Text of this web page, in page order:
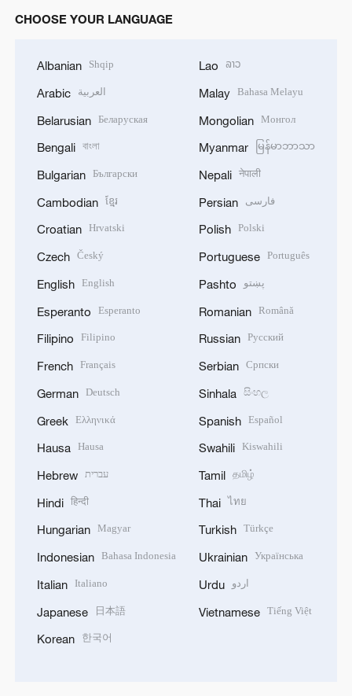
CHOOSE YOUR LANGUAGE
Albanian Shqip
Arabic العربية
Belarusian Беларуская
Bengali বাংলা
Bulgarian Български
Cambodian ខ្មែរ
Croatian Hrvatski
Czech Český
English English
Esperanto Esperanto
Filipino Filipino
French Français
German Deutsch
Greek Ελληνικά
Hausa Hausa
Hebrew עברית
Hindi हिन्दी
Hungarian Magyar
Indonesian Bahasa Indonesia
Italian Italiano
Japanese 日本語
Korean 한국어
Lao ລາວ
Malay Bahasa Melayu
Mongolian Монгол
Myanmar မြန်မာဘာသာ
Nepali नेपाली
Persian فارسی
Polish Polski
Portuguese Português
Pashto پښتو
Romanian Română
Russian Русский
Serbian Српски
Sinhala සිංහල
Spanish Español
Swahili Kiswahili
Tamil தமிழ்
Thai ไทย
Turkish Türkçe
Ukrainian Українська
Urdu اردو
Vietnamese Tiếng Việt